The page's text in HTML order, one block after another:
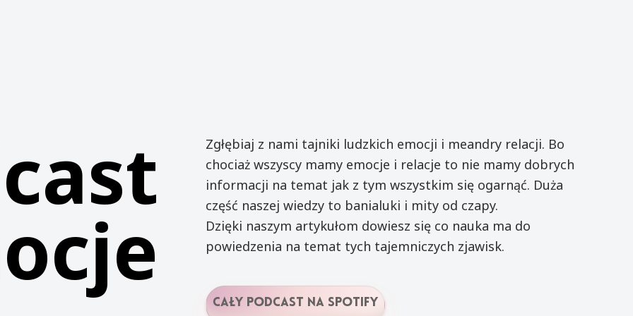
Zgłębiaj z nami tajniki ludzkich emocji i meandry relacji. Bo
chociaż wszyscy mamy emocje i relacje to nie mamy dobrych
informacji na temat jak z tym wszystkim się ogarnąć. Duża
część naszej wiedzy to banialuki i mity od czapy.
Dzięki naszym artykułom dowiesz się co nauka ma do
powiedzenia na temat tych tajemniczych zjawisk.
cały podcast na Spotify